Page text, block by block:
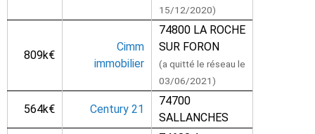
15/12/2020)
809k€
Cimm
immobilier
74800 LA ROCHE
SUR FORON
(a quitté le réseau le
03/06/2021)
564k€ Century 21
74700
SALLANCHES